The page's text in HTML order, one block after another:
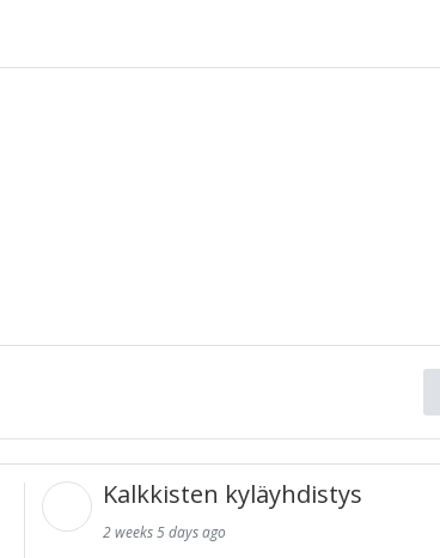
Kalkkisten kyläyhdistys
2 weeks 5 days ago